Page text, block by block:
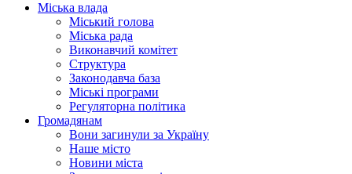
Міська влада
Міський голова
Міська рада
Виконавчий комітет
Структура
Законодавча база
Міські програми
Регуляторна політика
Громадянам
Вони загинули за Україну
Наше місто
Новини міста